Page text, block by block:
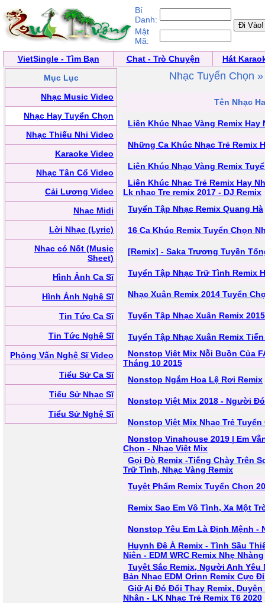
Bí
Danh:
Mật
Mã:
VietSingle - Tìm Bạn
Chat - Trò Chuyện
Hát
Mục Lục
Nhạc Music Video
Nhạc Hay Tuyển Chọn
Nhạc Thiếu Nhi Video
Karaoke Video
Nhạc Tân Cổ Video
Cải Lương Video
Nhạc Midi
Lời Nhạc (Lyric)
Nhạc có Nốt (Music
Sheet)
Hình Ảnh Ca Sĩ
Hình Ảnh Nghệ Sĩ
Tin Tức Ca Sĩ
Tin Tức Nghệ Sĩ
Phỏng Vấn Nghệ Sĩ Video
Tiểu Sử Ca Sĩ
Tiểu Sử Nhạc Sĩ
Tiểu Sử Nghệ Sĩ
Nhạc Tuyển Chọn »
Tên Nhạc
Liên Khúc Nhạc Vàng Remix Hay
Những Ca Khúc Nhạc Trẻ Remix
Liên Khúc Nhạc Vàng Remix
Liên Khúc Nhạc Trẻ Remix Hay
Lk nhac Tre remix 2017 - DJ Remix
Tuyển Tập Nhạc Remix Quang Hà
16 Ca Khúc Remix Tuyển Chọn
[Remix] - Saka Trương Tuyền
Tuyển Tập Nhạc Trữ Tình Remix
Nhạc Xuân Remix 2014 Tuyển
Tuyển Tập Nhạc Xuân Remix
Tuyển Tập Nhạc Xuân Remix
Nonstop Việt Mix Nỗi Buồn Của
Tháng 10 2015
Nonstop Ngắm Hoa Lệ Rơi Remix
Nonstop Việt Mix 2018 - Người
Nonstop Việt Mix Nhạc Trẻ Tuyển
Nonstop Vinahouse 2019 | Em
Chọn - Nhạc Việt Mix
Gọi Đò Remix -Tiếng Chày Trên
Trữ Tình, Nhạc Vàng Remix
Tuyệt Phẩm Remix Tuyển Chọn
Remix Sao Em Vô Tình, Xa Một
Nonstop Yêu Em Là Định Mệnh -
Huynh Đệ À Remix - Tình Sầu
Niên - EDM WRC Remix Nhẹ Nhàng
Tuyệt Sắc Remix, Người Anh Yêu
Bản Nhạc EDM Orinn Remix Cực
Giữ Ai Đó Đổi Thay Remix,
Nhân - LK Nhạc Trẻ Remix T6 2020